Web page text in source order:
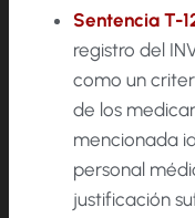
Sentencia T-
registro del
como un
de los
mencionada
personal
justificación